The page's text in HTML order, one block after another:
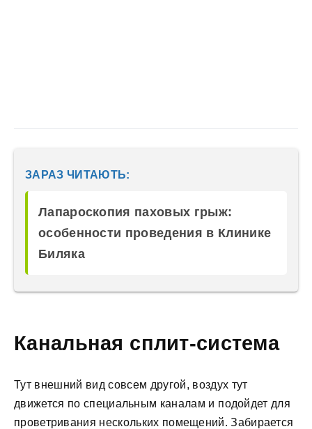
ЗАРАЗ ЧИТАЮТЬ:
Лапароскопия паховых грыж:
особенности проведения в Клинике
Биляка
Канальная сплит-система
Тут внешний вид совсем другой, воздух тут
движется по специальным каналам и подойдет для
проветривания нескольких помещений. Забирается